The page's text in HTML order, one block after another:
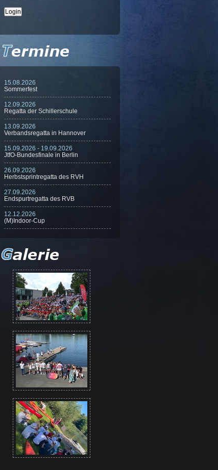
15.08.2026
Sommerfest
12.09.2026
Regatta der Schillerschule
13.09.2026
Verbandsregatta in Hannover
15.09.2026 - 19.09.2026
JtfO-Bundesfinale in Berlin
26.09.2026
Herbstsprintregatta des RVH
27.09.2026
Endspurtregatta des RVB
12.12.2026
(M)Indoor-Cup